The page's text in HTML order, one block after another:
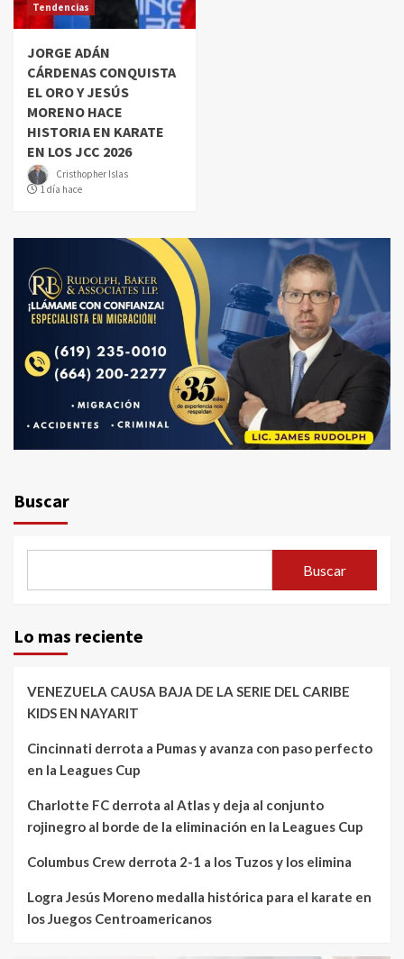
Tendencias
JORGE ADÁN
CÁRDENAS CONQUISTA
EL ORO Y JESÚS
MORENO HACE
HISTORIA EN KARATE
EN LOS JCC 2026
Cristhopher Islas
1 día hace
Buscar
Buscar
Lo mas reciente
VENEZUELA CAUSA BAJA DE LA SERIE DEL CARIBE
KIDS EN NAYARIT
Cincinnati derrota a Pumas y avanza con paso perfecto
en la Leagues Cup
Charlotte FC derrota al Atlas y deja al conjunto
rojinegro al borde de la eliminación en la Leagues Cup
Columbus Crew derrota 2-1 a los Tuzos y los elimina
Logra Jesús Moreno medalla histórica para el karate en
los Juegos Centroamericanos